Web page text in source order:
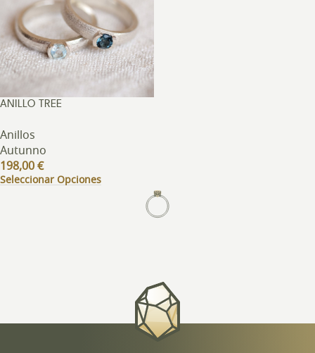
ANILLO TREE
Anillos
Autunno
198,00€
Seleccionar Opciones